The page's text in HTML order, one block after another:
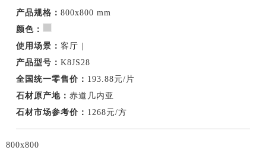
产品规格：800x800 mm
颜色：
使用场景：客厅 |
产品型号：K8JS28
全国统一零售价： 193.88元/片
石材原产地：赤道几内亚
石材市场参考价： 1268元/方
800x800